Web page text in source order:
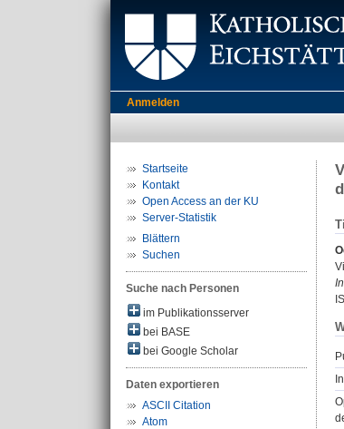
Anmelden
Startseite
Kontakt
Open Access an der KU
Server-Statistik
Blättern
Suchen
Suche nach Personen
im Publikationsserver
bei BASE
bei Google Scholar
Daten exportieren
ASCII Citation
Atom